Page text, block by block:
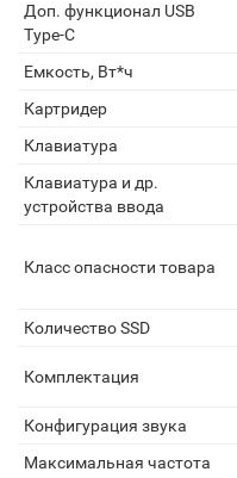
Доп. функционал USB
Type-C
Емкость, Вт*ч
Картридер
Клавиатура
Клавиатура и др.
устройства ввода
Класс опасности товара
Количество SSD
Комплектация
Конфигурация звука
Максимальная частота